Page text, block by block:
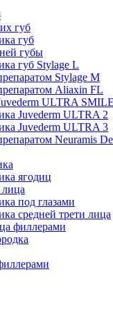
губ
губ
губы
губ Stylage L
Stylage M
Aliaxin FL
ULTRA
Juvederm ULTRA 2
Juvederm ULTRA 3
Neuramis
ягодиц
под глазами
средней трети лица
филлерами